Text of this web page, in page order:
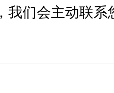
我们会主动联系